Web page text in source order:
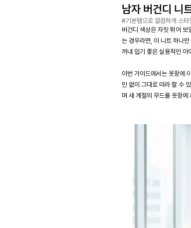
남자 버건디 니
#기본템으로 깔끔하게 스타
버건디 색상은 자칫 튀어
는 경우라면, 이 니트 하나
꺼내 입기 좋은 실용적인 아
이번 가이드에서는 옷장에
민 없이 그대로 따라 할 수
며 새 계절의 무드를 옷장에